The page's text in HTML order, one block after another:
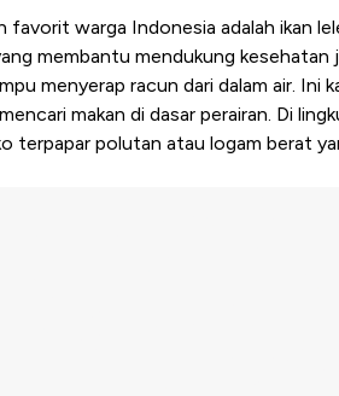
warga Indonesia adalah ikan
membantu mendukung
menyerap racun dari dalam air. Ini
makan di dasar perairan. Di
terpapar polutan atau logam berat